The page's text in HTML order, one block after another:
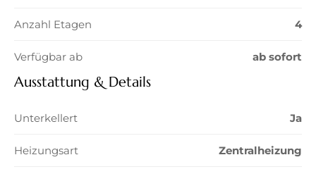
Anzahl Etagen 4
Verfügbar ab ab sofort
Ausstattung & Details
Unterkellert Ja
Heizungsart Zentralheizung